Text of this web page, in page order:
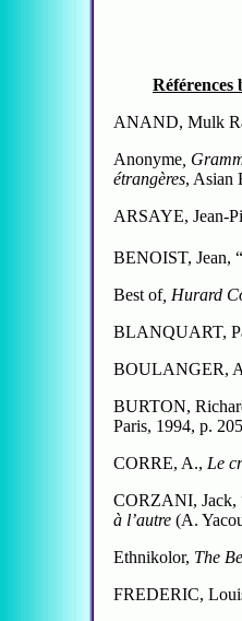
Références
ANAND, Mulk
Anonyme ,
étrangères, Asian
ARSAYE, Jean-
BENOIST, Jean,
Best of, Hurard
BLANQUART,
BOULANGER,
BURTON,
Paris, 1994, p.
CORRE, A., Le
CORZANI, Jack,
à l’autre (A.
Ethnikolor, The
FREDERIC,